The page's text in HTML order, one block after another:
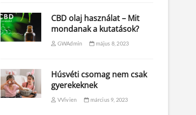
CBD olaj használat – Mit
mondanak a kutatások?
GWAdmin május 8, 2023
Húsvéti csomag nem csak
gyerekeknek
VVivien március 9, 2023